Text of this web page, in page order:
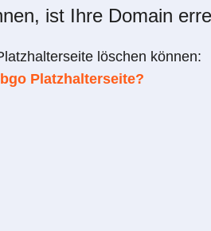
ist Ihre Domain
löschen können:
Platzhalterseite?